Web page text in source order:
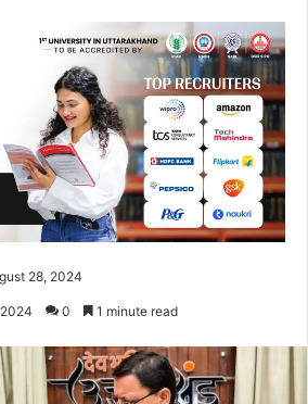
28, 2024
0 1 minute read